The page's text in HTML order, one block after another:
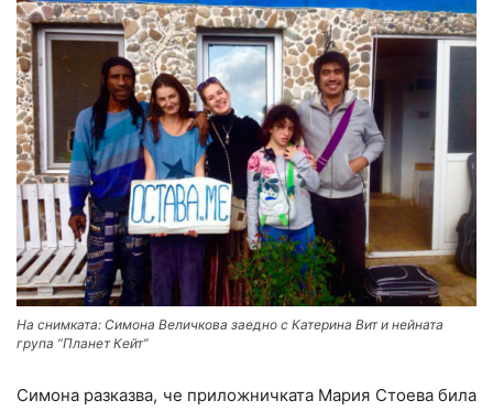
На снимката: Симона Величкова заедно с Катерина Вит и нейната
група “Планет Кейт”
Симона разказва, че приложничката Мария Стоева била